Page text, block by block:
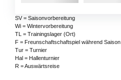
SV = Saisonvorbereitung
Wi = Wintervorbereitung
TL = Trainingslager (Ort)
F = Freunschaftschaftspiel während Saison
Tur = Turnier
Hal = Hallenturnier
R = Auswärtsreise